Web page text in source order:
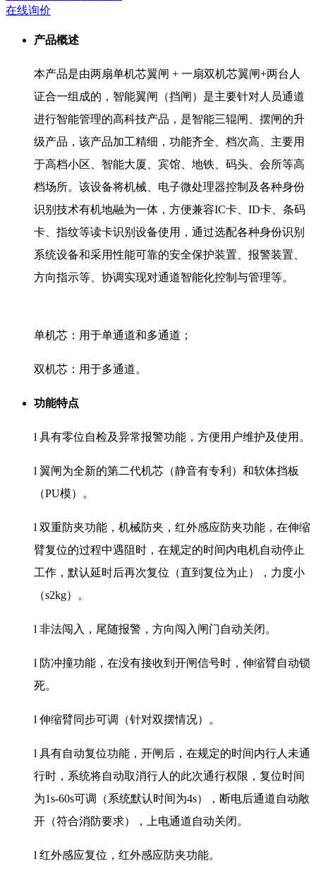
在线询价
产品概述
本产品是由两扇单机芯翼闸 + 一扇双机芯翼闸+两台人
证合一组成的，智能翼闸（挡闸）是主要针对人员通道
进行智能管理的高科技产品，是智能三辊闸、摆闸的升
级产品，该产品加工精细，功能齐全、档次高、主要用
于高档小区、智能大厦、宾馆、地铁、码头、会所等高
档场所。该设备将机械、电子微处理器控制及各种身份
识别技术有机地融为一体，方便兼容IC卡、ID卡、条码
卡、指纹等读卡识别设备使用，通过选配各种身份识别
系统设备和采用性能可靠的安全保护装置、报警装置、
方向指示等、协调实现对通道智能化控制与管理等。
单机芯：用于单通道和多通道；
双机芯：用于多通道。
功能特点
l 具有零位自检及异常报警功能，方便用户维护及使用。
l 翼闸为全新的第二代机芯（静音有专利）和软体挡板
（PU模）。
l 双重防夹功能，机械防夹，红外感应防夹功能，在伸缩
臂复位的过程中遇阻时，在规定的时间内电机自动停止
工作，默认延时后再次复位（直到复位为止），力度小
（s2kg）。
l 非法闯入，尾随报警，方向闯入闸门自动关闭。
l 防冲撞功能，在没有接收到开闸信号时，伸缩臂自动锁
死。
l 伸缩臂同步可调（针对双摆情况）。
l 具有自动复位功能，开闸后，在规定的时间内行人未通
行时，系统将自动取消行人的此次通行权限，复位时间
为1s-60s可调（系统默认时间为4s），断电后通道自动敞
开（符合消防要求），上电通道自动关闭。
l 红外感应复位，红外感应防夹功能。